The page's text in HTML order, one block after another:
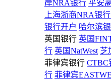
岸NRA银行 平安
上海浙商NRA银行
银行开户 哈尔滨
英国银行 英国
行 英国NatWest 芝
菲律宾银行 CTBC
行 菲律宾